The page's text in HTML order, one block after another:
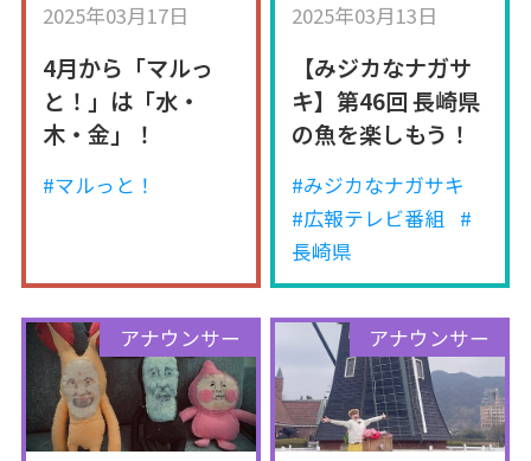
2025年03月17日
4月から「マルっ
と！」は「水・
木・金」！
#マルっと！
2025年03月13日
【みジカなナガサ
キ】第46回 長崎県
の魚を楽しもう！
#みジカなナガサキ
#広報テレビ番組
#
長崎県
アナウンサー アナウンサー